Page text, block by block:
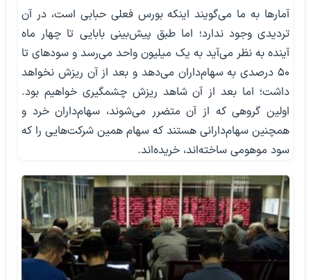
آمار‌ها به ما می‌گویند اینکه بورس فعلی حبابی است، در آن
تردیدی وجود ندارد؛ اما طبق پیش‌بینی بابایی تا چهار ماه
آینده به نظر می‌آید به یک میلیون واحد می‌رسد و سود‌های تا
۵۰ درصدی به سهام‌داران می‌دهد و بعد از آن ریزش نخواهد
داشت؛ اما بعد از آن شاهد ریزش چشمگیری خواهیم بود.
اولین گروهی که از آن متضرر می‌شوند، سهام‌داران خرد و
همچنین سهام‌دارانی هستند که سهام همین شرکت‌هایی را که
سود موهومی ساخته‌اند، خریده‌اند.